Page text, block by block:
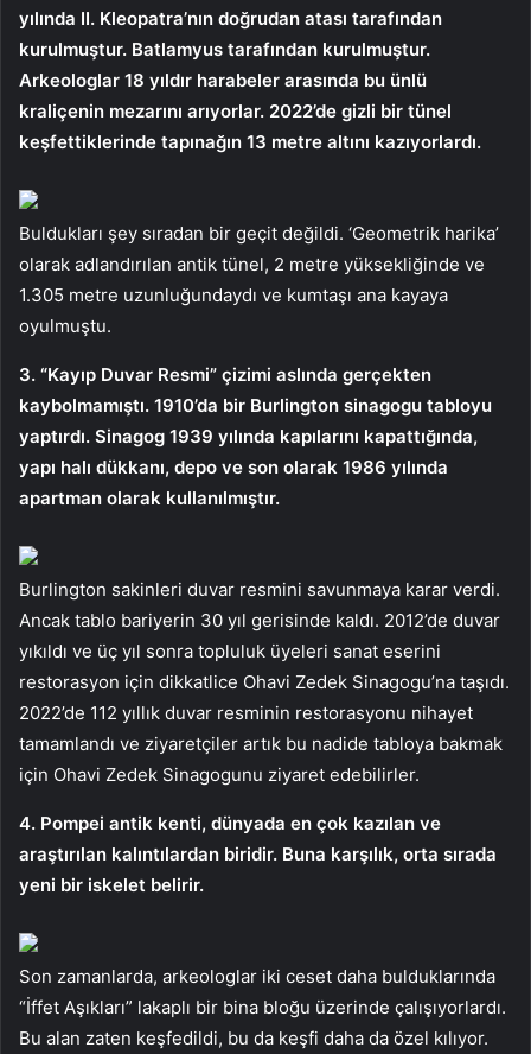
yılında II. Kleopatra’nın doğrudan atası tarafından
kurulmuştur. Batlamyus tarafından kurulmuştur.
Arkeologlar 18 yıldır harabeler arasında bu ünlü
kraliçenin mezarını arıyorlar. 2022’de gizli bir tünel
keşfettiklerinde tapınağın 13 metre altını kazıyorlardı.
Buldukları şey sıradan bir geçit değildi. ‘Geometrik harika’
olarak adlandırılan antik tünel, 2 metre yüksekliğinde ve
1.305 metre uzunluğundaydı ve kumtaşı ana kayaya
oyulmuştu.
3. “Kayıp Duvar Resmi” çizimi aslında gerçekten
kaybolmamıştı. 1910’da bir Burlington sinagogu tabloyu
yaptırdı. Sinagog 1939 yılında kapılarını kapattığında,
yapı halı dükkanı, depo ve son olarak 1986 yılında
apartman olarak kullanılmıştır.
Burlington sakinleri duvar resmini savunmaya karar verdi.
Ancak tablo bariyerin 30 yıl gerisinde kaldı. 2012’de duvar
yıkıldı ve üç yıl sonra topluluk üyeleri sanat eserini
restorasyon için dikkatlice Ohavi Zedek Sinagogu’na taşıdı.
2022’de 112 yıllık duvar resminin restorasyonu nihayet
tamamlandı ve ziyaretçiler artık bu nadide tabloya bakmak
için Ohavi Zedek Sinagogunu ziyaret edebilirler.
4. Pompei antik kenti, dünyada en çok kazılan ve
araştırılan kalıntılardan biridir. Buna karşılık, orta sırada
yeni bir iskelet belirir.
Son zamanlarda, arkeologlar iki ceset daha bulduklarında
“İffet Aşıkları” lakaplı bir bina bloğu üzerinde çalışıyorlardı.
Bu alan zaten keşfedildi, bu da keşfi daha da özel kılıyor.